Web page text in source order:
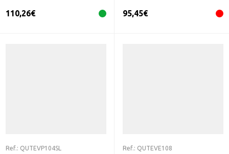
110,26€ 95,45€
Ref.: QUTEVP104SL
Ref.: QUTEVE108